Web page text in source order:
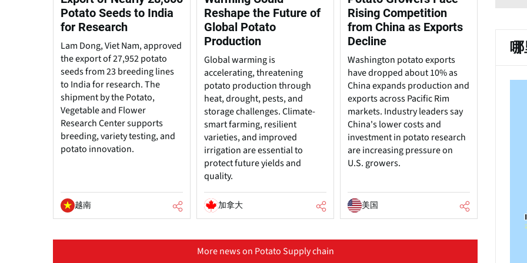
Potato Seeds to India
for Research
Lam Dong, Viet Nam, approved
the export of 27,952 potato
seeds from 23 breeding lines
to India for research. The
shipment by the Potato,
Vegetable and Flower
Research Center supports
breeding, variety testing, and
potato innovation.
越南
Reshape the Future of
Global Potato
Production
Global warming is
accelerating, threatening
potato production through
heat, drought, pests, and
storage challenges. Climate-
smart farming, resilient
varieties, and improved
irrigation are essential to
protect future yields and
quality.
加拿大
Rising Competition
from China as Exports
Decline
Washington potato exports
have dropped about 10% as
China expands production and
exports across Pacific Rim
markets. Industry leaders say
China's lower costs and
investment in potato research
are increasing pressure on
U.S. growers.
美国
More news on Potato Supply chain